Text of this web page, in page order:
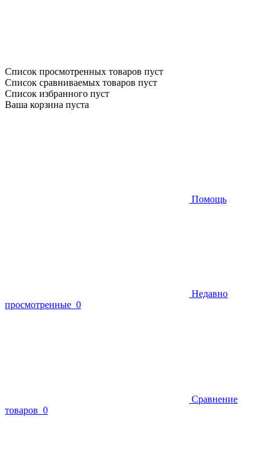
Список просмотренных товаров пуст
Список сравниваемых товаров пуст
Список избранного пуст
Ваша корзина пуста
Помощь
Недавно
просмотренные 0
Сравнение
товаров 0